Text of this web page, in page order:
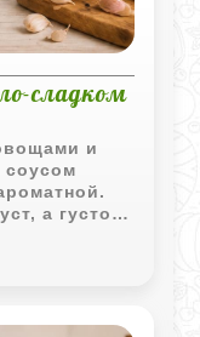
сладком
и
а густой